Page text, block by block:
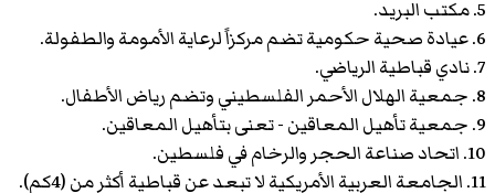
5. مكتب البريد.
6. عيادة صحية حكومية تضم مركزاً لرعاية الأمومة والطفولة.
7. نادي قباطية الرياضي.
8. جمعية الهلال الأحمر الفلسطيني وتضم رياض الأطفال.
9. جمعية تأهيل المعاقين - تعنى بتأهيل المعاقين.
10. اتحاد صناعة الحجر والرخام في فلسطين.
11. الجامعة العربية الأمريكية لا تبعد عن قباطية أكثر من (4كم).